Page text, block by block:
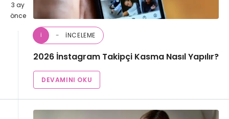
3 ay
önce
İ İNCELEME
2026 İnstagram Takipçi Kasma Nasıl Yapılır?
DEVAMINI OKU